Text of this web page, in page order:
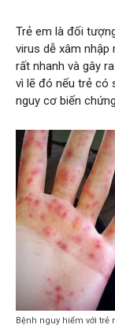
Trẻ em là đối
virus dễ xâm nhập
rất nhanh và gây
vì lẽ đó nếu trẻ có
nguy cơ biến
Bệnh nguy hiểm với